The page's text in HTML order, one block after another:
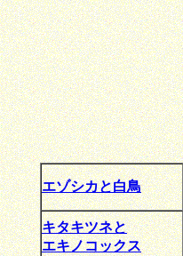
エゾシカと白鳥
キタキツネと
エキノコックス